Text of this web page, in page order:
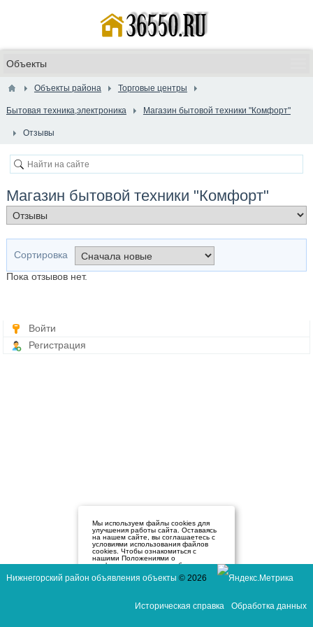
Объекты района Торговые центры
Бытовая техника,электроника Магазин бытовой техники "Комфорт"
Отзывы
Магазин бытовой техники "Комфорт"
Сортировка
Пока отзывов нет.
Войти
Регистрация
Мы используем файлы cookies для
улучшения работы сайта. Оставаясь
на нашем сайте, вы соглашаетесь с
условиями использования файлов
cookies. Чтобы ознакомиться с
нашими Положениями о
конфиденциальности и об
нажмите здесь.
Нижнегорский район объявления объекты © 2026
Историческая справка Обработка данных